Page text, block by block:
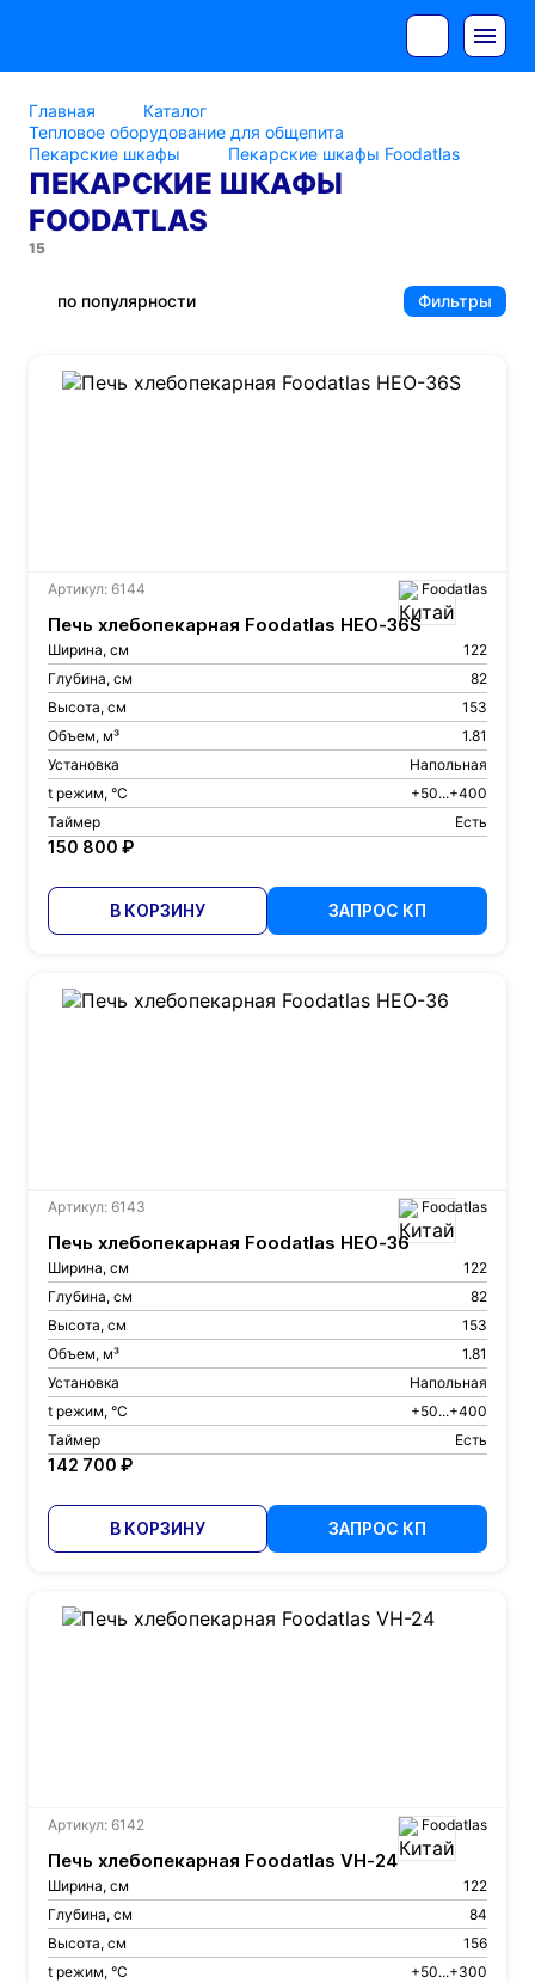
Главная
Каталог
Тепловое оборудование для общепита
Пекарские шкафы
Пекарские шкафы Foodatlas
ПЕКАРСКИЕ ШКАФЫ
FOODATLAS
15
по популярности Фильтры
Артикул: 6144 Foodatlas
Печь хлебопекарная Foodatlas HEO-36S
Ширина, см
122
Глубина, см
82
Высота, см
153
Объем, м³
1.81
Установка
Напольная
t режим, °С
+50...+400
Таймер
Есть
150 800 ₽
В КОРЗИНУ ЗАПРОС КП
Артикул: 6143 Foodatlas
Печь хлебопекарная Foodatlas HEO-36
Ширина, см
122
Глубина, см
82
Высота, см
153
Объем, м³
1.81
Установка
Напольная
t режим, °С
+50...+400
Таймер
Есть
142 700 ₽
В КОРЗИНУ ЗАПРОС КП
Артикул: 6142 Foodatlas
Печь хлебопекарная Foodatlas VH-24
Ширина, см
122
Глубина, см
84
Высота, см
156
t режим, °С
+50...+300